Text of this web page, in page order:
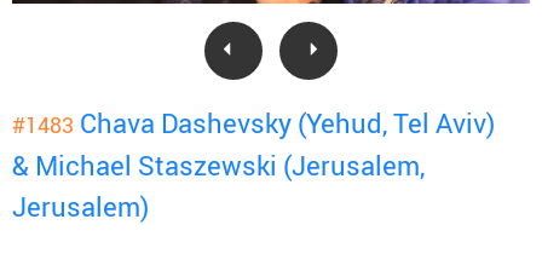
#1483 Chava Dashevsky (Yehud, Tel Aviv)
& Michael Staszewski (Jerusalem,
Jerusalem)